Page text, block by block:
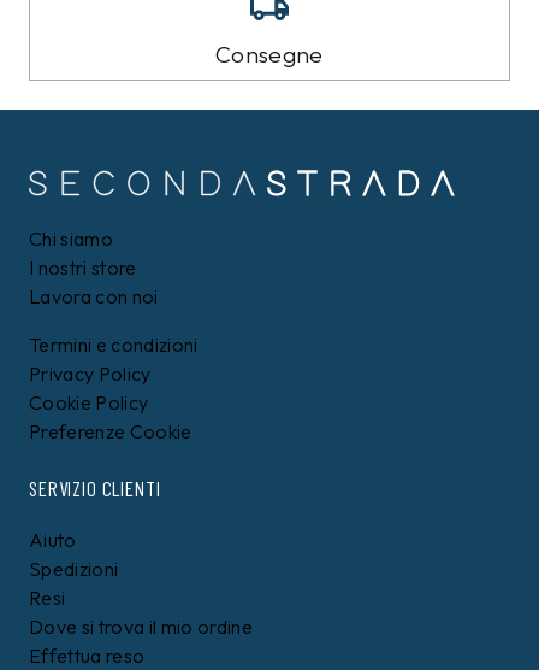
Consegne
Chi siamo
I nostri store
Lavora con noi
Termini e condizioni
Privacy Policy
Cookie Policy
Preferenze Cookie
SERVIZIO CLIENTI
Aiuto
Spedizioni
Resi
Dove si trova il mio ordine
Effettua reso